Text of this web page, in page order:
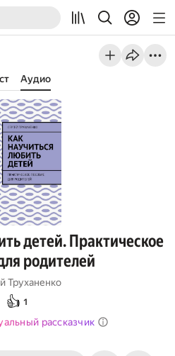
Аудио
детей. Практическое
родителей
Труханенко
👍 1
рассказчик